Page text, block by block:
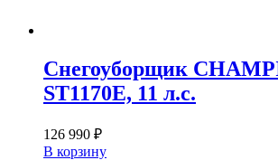
Снегоуборщик
ST1170E, 11 л.с.
126 990 ₽
В корзину